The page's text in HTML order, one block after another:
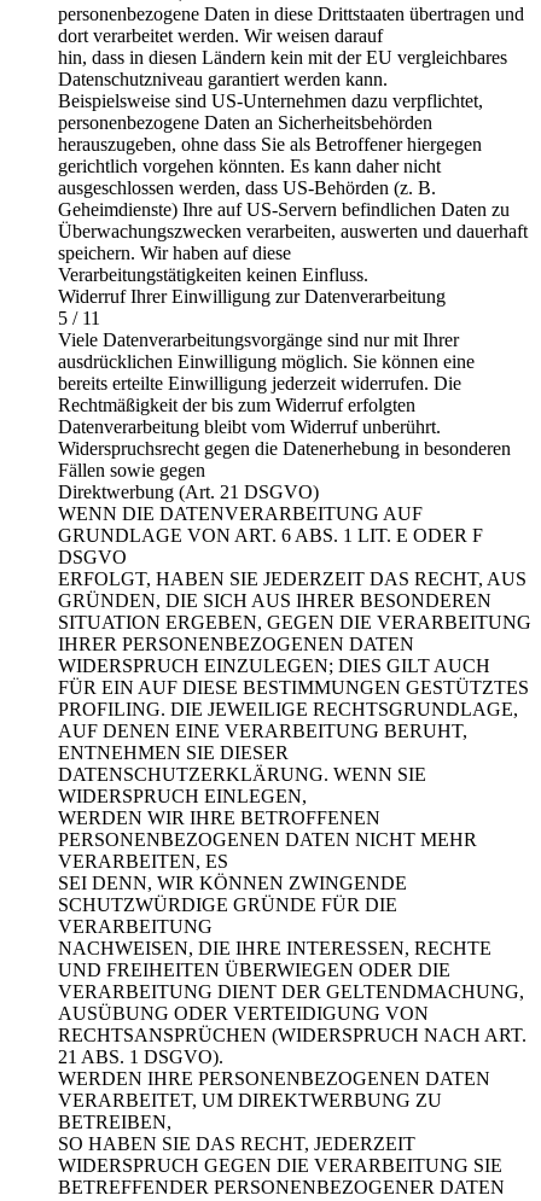
personenbezogene Daten in diese Drittstaaten übertragen und
dort verarbeitet werden. Wir weisen darauf
hin, dass in diesen Ländern kein mit der EU vergleichbares
Datenschutzniveau garantiert werden kann.
Beispielsweise sind US-Unternehmen dazu verpflichtet,
personenbezogene Daten an Sicherheitsbehörden
herauszugeben, ohne dass Sie als Betroffener hiergegen
gerichtlich vorgehen könnten. Es kann daher nicht
ausgeschlossen werden, dass US-Behörden (z. B.
Geheimdienste) Ihre auf US-Servern befindlichen Daten zu
Überwachungszwecken verarbeiten, auswerten und dauerhaft
speichern. Wir haben auf diese
Verarbeitungstätigkeiten keinen Einfluss.
Widerruf Ihrer Einwilligung zur Datenverarbeitung
5 / 11
Viele Datenverarbeitungsvorgänge sind nur mit Ihrer
ausdrücklichen Einwilligung möglich. Sie können eine
bereits erteilte Einwilligung jederzeit widerrufen. Die
Rechtmäßigkeit der bis zum Widerruf erfolgten
Datenverarbeitung bleibt vom Widerruf unberührt.
Widerspruchsrecht gegen die Datenerhebung in besonderen
Fällen sowie gegen
Direktwerbung (Art. 21 DSGVO)
WENN DIE DATENVERARBEITUNG AUF
GRUNDLAGE VON ART. 6 ABS. 1 LIT. E ODER F
DSGVO
ERFOLGT, HABEN SIE JEDERZEIT DAS RECHT, AUS
GRÜNDEN, DIE SICH AUS IHRER BESONDEREN
SITUATION ERGEBEN, GEGEN DIE VERARBEITUNG
IHRER PERSONENBEZOGENEN DATEN
WIDERSPRUCH EINZULEGEN; DIES GILT AUCH
FÜR EIN AUF DIESE BESTIMMUNGEN GESTÜTZTES
PROFILING. DIE JEWEILIGE RECHTSGRUNDLAGE,
AUF DENEN EINE VERARBEITUNG BERUHT,
ENTNEHMEN SIE DIESER
DATENSCHUTZERKLÄRUNG. WENN SIE
WIDERSPRUCH EINLEGEN,
WERDEN WIR IHRE BETROFFENEN
PERSONENBEZOGENEN DATEN NICHT MEHR
VERARBEITEN, ES
SEI DENN, WIR KÖNNEN ZWINGENDE
SCHUTZWÜRDIGE GRÜNDE FÜR DIE
VERARBEITUNG
NACHWEISEN, DIE IHRE INTERESSEN, RECHTE
UND FREIHEITEN ÜBERWIEGEN ODER DIE
VERARBEITUNG DIENT DER GELTENDMACHUNG,
AUSÜBUNG ODER VERTEIDIGUNG VON
RECHTSANSPRÜCHEN (WIDERSPRUCH NACH ART.
21 ABS. 1 DSGVO).
WERDEN IHRE PERSONENBEZOGENEN DATEN
VERARBEITET, UM DIREKTWERBUNG ZU
BETREIBEN,
SO HABEN SIE DAS RECHT, JEDERZEIT
WIDERSPRUCH GEGEN DIE VERARBEITUNG SIE
BETREFFENDER PERSONENBEZOGENER DATEN